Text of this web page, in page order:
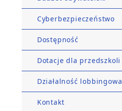
Cyberbezpieczeństwo
Dostępność
Dotacje dla przedszkoli
Działalność lobbingowa
Kontakt